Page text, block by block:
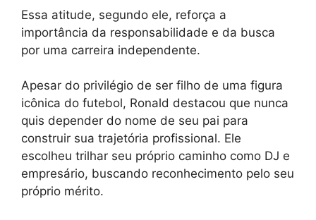
Essa atitude, segundo ele, reforça a
importância da responsabilidade e da busca
por uma carreira independente.
Apesar do privilégio de ser filho de uma figura
icônica do futebol, Ronald destacou que nunca
quis depender do nome de seu pai para
construir sua trajetória profissional. Ele
escolheu trilhar seu próprio caminho como DJ e
empresário, buscando reconhecimento pelo seu
próprio mérito.